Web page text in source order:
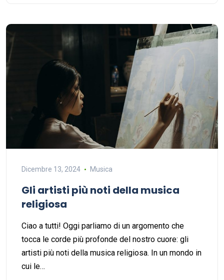
Dicembre 13, 2024 Musica
Gli artisti più noti della musica
religiosa
Ciao a tutti! Oggi parliamo di un argomento che
tocca le corde più profonde del nostro cuore: gli
artisti più noti della musica religiosa. In un mondo in
cui le…